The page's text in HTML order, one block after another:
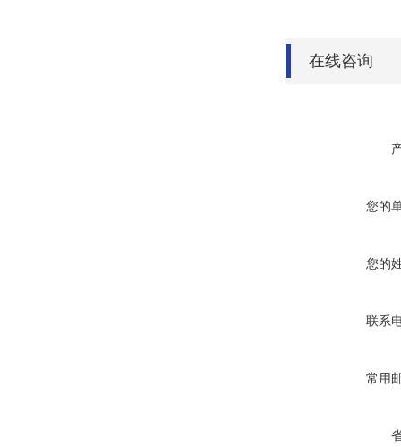
在线咨询
您的
您的
联系
常用